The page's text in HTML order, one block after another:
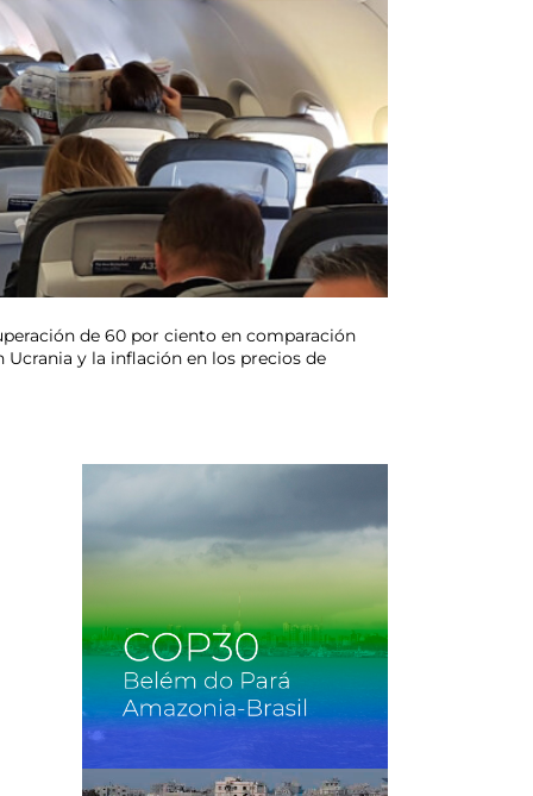
de 60 por ciento en comparación
y la inflación en los precios de